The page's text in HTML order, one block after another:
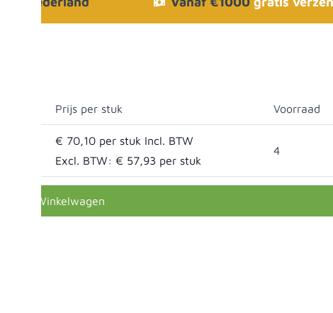
Prijs per stuk Voorraad
€ 70,10
Excl. BTW: € 57,93
4
In Winkelwagen